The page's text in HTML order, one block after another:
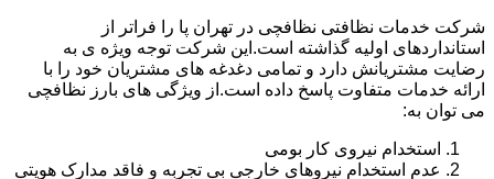
شرکت خدمات نظافتی نظافچی در تهران پا را فراتر از
استانداردهای اولیه گذاشته است.این شرکت توجه ویژه ی به
رضایت مشتریانش دارد و تمامی دغدغه های مشتریان خود را با
ارائه خدمات متفاوت پاسخ داده است.از ویژگی های بارز نظافچی
می توان به:
استخدام نیروی کار بومی
عدم استخدام نیروهای خارجی بی تجربه و فاقد مدارک هویتی